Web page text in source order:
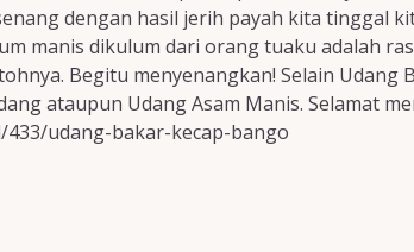
dengan hasil jerih payah kita tinggal
manis dikulum dari orang tuaku adalah
Begitu menyenangkan! Selain
ataupun Udang Asam Manis. Selamat
udang-bakar-kecap-bango